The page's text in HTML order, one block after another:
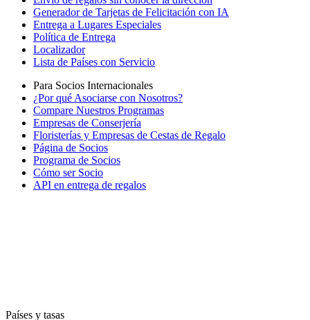
Generador de Tarjetas de Felicitación con IA
Entrega a Lugares Especiales
Política de Entrega
Localizador
Lista de Países con Servicio
Para Socios Internacionales
¿Por qué Asociarse con Nosotros?
Compare Nuestros Programas
Empresas de Conserjería
Floristerías y Empresas de Cestas de Regalo
Página de Socios
Programa de Socios
Cómo ser Socio
API en entrega de regalos
Países y tasas